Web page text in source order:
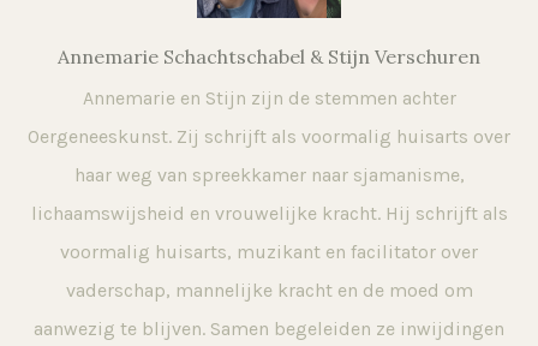
Annemarie Schachtschabel & Stijn Verschuren
Annemarie en Stijn zijn de stemmen achter
Oergeneeskunst. Zij schrijft als voormalig huisarts over
haar weg van spreekkamer naar sjamanisme,
lichaamswijsheid en vrouwelijke kracht. Hij schrijft als
voormalig huisarts, muzikant en facilitator over
vaderschap, mannelijke kracht en de moed om
aanwezig te blijven. Samen begeleiden ze inwijdingen